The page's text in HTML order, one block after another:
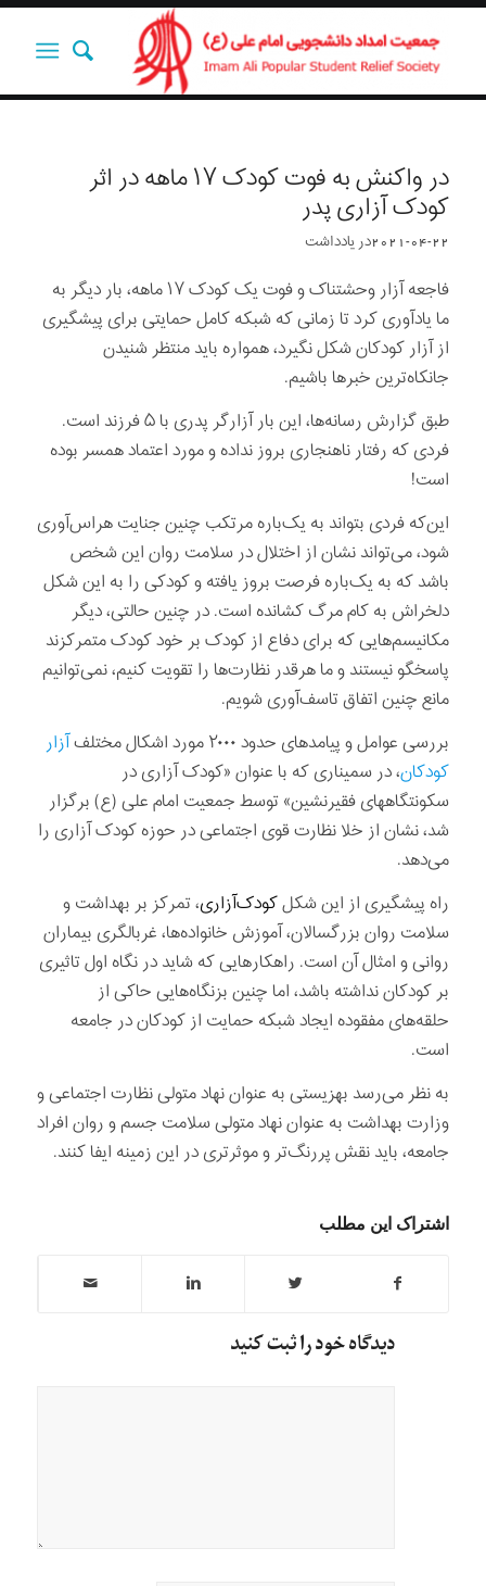
در واکنش به فوت کودک ۱۷ ماهه در اثر
کودک آزاری پدر
2021-04-22دریادداشت‌‌‌‌‌‌‌
فاجعه آزار وحشتناک و فوت یک کودک ۱۷ ماهه، بار دیگر به
ما یادآوری کرد تا زمانی که شبکه‌ کامل حمایتی برای پیشگیری
از آزار کودکان شکل نگیرد، همواره باید منتظر شنیدن
جانکاه‌ترین خبرها باشیم.
طبق گزارش‌ رسانه‌ها، این بار آزارگر پدری با ۵ فرزند است.
فردی که رفتار ناهنجاری بروز نداده و مورد اعتماد همسر بوده
است!
این‌که فردی بتواند به یک‌باره مرتکب چنین جنایت هراس‌آوری
شود، می‌تواند نشان از اختلال در سلامت روان این شخص
باشد که به یک‌باره فرصت بروز یافته و کودکی را به این شکل
دلخراش به کام مرگ کشانده است. در چنین حالتی، دیگر
مکانیسم‌هایی که برای دفاع از کودک بر خود کودک متمرکزند
پاسخگو نیستند و ما هرقدر نظارت‌ها را تقویت کنیم، نمی‌توانیم
مانع چنین اتفاق تاسف‌آوری شویم.
بررسی عوامل و پیامدهای حدود ۲۰۰۰ مورد اشکال مختلف
آزار
کودکان، در سمیناری که با عنوان «کودک آزاری در
سکونتگاههای فقیرنشین» توسط جمعیت امام علی (ع) برگزار
شد، نشان از خلا نظارت قوی اجتماعی در حوزه کودک آزاری را
می‌دهد.
راه پیشگیری از این شکلکودک‌آزاری، تمرکز بر بهداشت و
سلامت روان بزرگسالان، آموزش خانواده‌ها، غربالگری بیماران
روانی و امثال آن است. راهکارهایی که شاید در نگاه اول تاثیری
بر کودکان نداشته باشد، اما چنین بزنگاه‌هایی حاکی از
حلقه‌های مفقوده‌ ایجاد شبکه‌ حمایت از کودکان در جامعه‌
است.
به نظر می‌رسد بهزیستی به عنوان نهاد متولی نظارت اجتماعی و
وزارت بهداشت به عنوان نهاد متولی سلامت جسم و روان افراد
جامعه، باید نقش پررنگ‌تر و موثرتری در این زمینه ایفا کنند.
اشتراک این مطلب
دیدگاه خود را ثبت کنید